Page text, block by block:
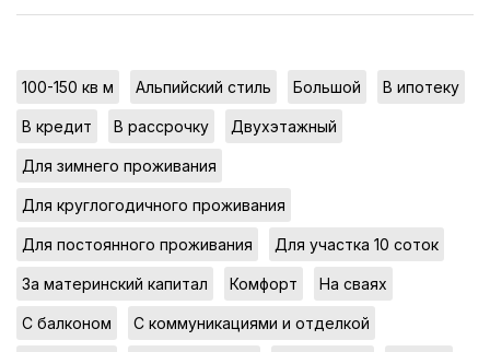
100-150 кв м Альпийский стиль Большой В ипотеку
В кредит В рассрочку Двухэтажный
Для зимнего проживания
Для круглогодичного проживания
Для постоянного проживания Для участка 10 соток
За материнский капитал Комфорт На сваях
С балконом С коммуникациями и отделкой